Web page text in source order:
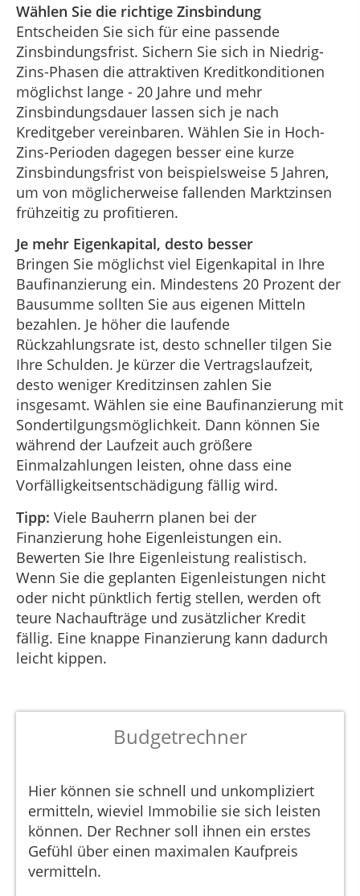
Wählen Sie die richtige Zinsbindung
Entscheiden Sie sich für eine passende
Zinsbindungsfrist. Sichern Sie sich in Niedrig-
Zins-Phasen die attraktiven Kreditkonditionen
möglichst lange - 20 Jahre und mehr
Zinsbindungsdauer lassen sich je nach
Kreditgeber vereinbaren. Wählen Sie in Hoch-
Zins-Perioden dagegen besser eine kurze
Zinsbindungsfrist von beispielsweise 5 Jahren,
um von möglicherweise fallenden Marktzinsen
frühzeitig zu profitieren.
Je mehr Eigenkapital, desto besser
Bringen Sie möglichst viel Eigenkapital in Ihre
Baufinanzierung ein. Mindestens 20 Prozent der
Bausumme sollten Sie aus eigenen Mitteln
bezahlen. Je höher die laufende
Rückzahlungsrate ist, desto schneller tilgen Sie
Ihre Schulden. Je kürzer die Vertragslaufzeit,
desto weniger Kreditzinsen zahlen Sie
insgesamt. Wählen sie eine Baufinanzierung mit
Sondertilgungsmöglichkeit. Dann können Sie
während der Laufzeit auch größere
Einmalzahlungen leisten, ohne dass eine
Vorfälligkeitsentschädigung fällig wird.
Tipp: Viele Bauherrn planen bei der
Finanzierung hohe Eigenleistungen ein.
Bewerten Sie Ihre Eigenleistung realistisch.
Wenn Sie die geplanten Eigenleistungen nicht
oder nicht pünktlich fertig stellen, werden oft
teure Nachaufträge und zusätzlicher Kredit
fällig. Eine knappe Finanzierung kann dadurch
leicht kippen.
Budgetrechner
Hier können sie schnell und unkompliziert
ermitteln, wieviel Immobilie sie sich leisten
können. Der Rechner soll ihnen ein erstes
Gefühl über einen maximalen Kaufpreis
vermitteln.